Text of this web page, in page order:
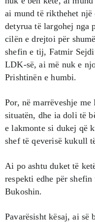
ai mund të rikthehet një
detyrua të largohej nga
cilën e drejtoi për
shefin e tij, Fatmir
LDK-së, ai më nuk e
Prishtinën e humbi.
Por, në marrëveshje
situatën, dhe ia doli të
e lakmonte si dukej që
shef të qeverisë kukull
Ai po ashtu duket të
respekti edhe për
Bukoshin.
Pavarësisht kësaj, ai së